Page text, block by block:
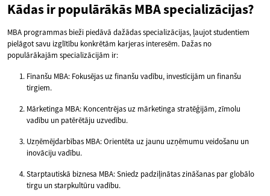
Kādas ir populārākās MBA specializācijas?
MBA programmas bieži piedāvā dažādas specializācijas, ļaujot studentiem
pielāgot savu izglītību konkrētām karjeras interesēm. Dažas no
populārākajām specializācijām ir:
Finanšu MBA: Fokusējas uz finanšu vadību, investīcijām un finanšu
tirgiem.
Mārketinga MBA: Koncentrējas uz mārketinga stratēģijām, zīmolu
vadību un patērētāju uzvedību.
Uzņēmējdarbības MBA: Orientēta uz jaunu uzņēmumu veidošanu un
inovāciju vadību.
Starptautiskā biznesa MBA: Sniedz padziļinātas zināšanas par globālo
tirgu un starpkultūru vadību.